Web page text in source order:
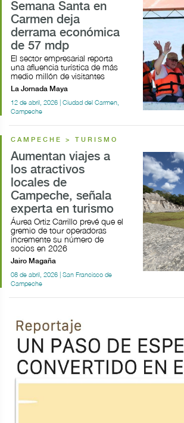
Semana Santa en
Carmen deja
derrama económica
de 57 mdp
El sector empresarial reporta
una afluencia turística de más
medio millón de visitantes
La Jornada Maya
12 de abril, 2026 | Ciudad del Carmen,
Campeche
CAMPECHE > TURISMO
Aumentan viajes a
los atractivos
locales de
Campeche, señala
experta en turismo
Áurea Ortiz Carrillo prevé que el
gremio de tour operadoras
incremente su número de
socios en 2026
Jairo Magaña
08 de abril, 2026 | San Francisco de
Campeche